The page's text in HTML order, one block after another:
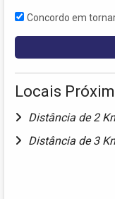
Concordo em
Locais
Distância de 2
Distância de 3